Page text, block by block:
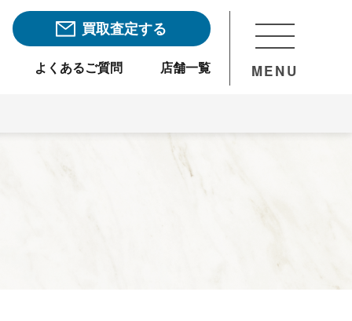
買取査定する
よくあるご質問 店舗一覧 MENU